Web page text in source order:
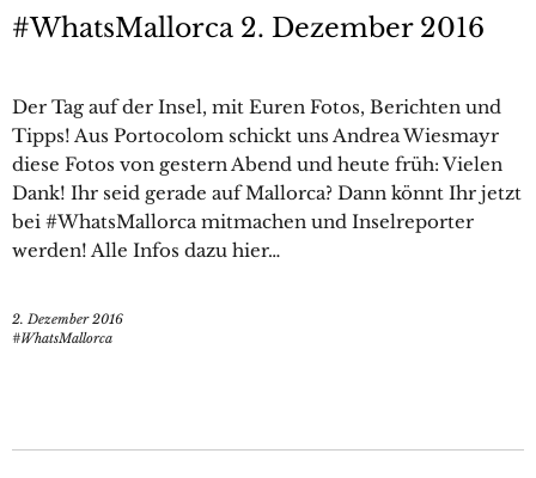
#WhatsMallorca 2. Dezember 2016
Der Tag auf der Insel, mit Euren Fotos, Berichten und
Tipps! Aus Portocolom schickt uns Andrea Wiesmayr
diese Fotos von gestern Abend und heute früh: Vielen
Dank! Ihr seid gerade auf Mallorca? Dann könnt Ihr jetzt
bei #WhatsMallorca mitmachen und Inselreporter
werden! Alle Infos dazu hier…
2. Dezember 2016
#WhatsMallorca